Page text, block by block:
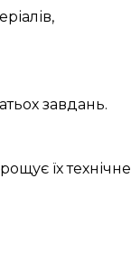
завдань.
їх технічне